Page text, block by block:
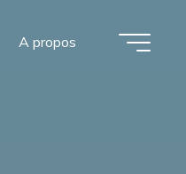
A propos